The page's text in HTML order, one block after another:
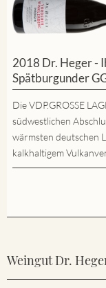
2018 Dr. Heger -
Spätburgunder
Die VDP.GROSSE
südwestlichen
wärmsten deutschen
kalkhaltigem
Weingut Dr.